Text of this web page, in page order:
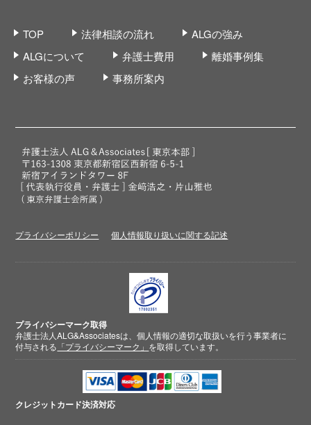
TOP 法律相談の流れ
ALGの強み
ALGについて
弁護士費用
離婚事例集
お客様の声
事務所案内
プライバシーポリシー 個人情報取り扱いに関する記述
プライバシーマーク取得
弁護士法人ALG&Associatesは、個人情報の適切な取扱いを行う事業者に
付与される 「プライバシーマーク」 を取得しています。
クレジットカード決済対応